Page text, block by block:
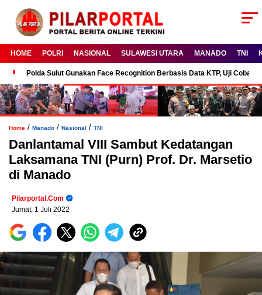
HOME POLRI NASIONAL SULAWESI UTARA MANADO TNI
Polda Sulut Gunakan Face Recognition Berbasis Data KTP, Uji Coba
Home / Manado / Nasional / TNI
Danlantamal VIII Sambut Kedatangan
Laksamana TNI (Purn) Prof. Dr. Marsetio
di Manado
Pilarportal.com
Jumat, 1 Juli 2022